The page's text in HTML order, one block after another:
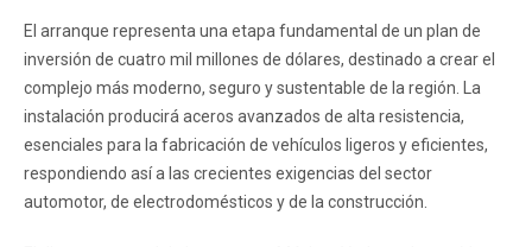
El arranque representa una etapa fundamental de un plan de
inversión de cuatro mil millones de dólares, destinado a crear el
complejo más moderno, seguro y sustentable de la región. La
instalación producirá aceros avanzados de alta resistencia,
esenciales para la fabricación de vehículos ligeros y eficientes,
respondiendo así a las crecientes exigencias del sector
automotor, de electrodomésticos y de la construcción.